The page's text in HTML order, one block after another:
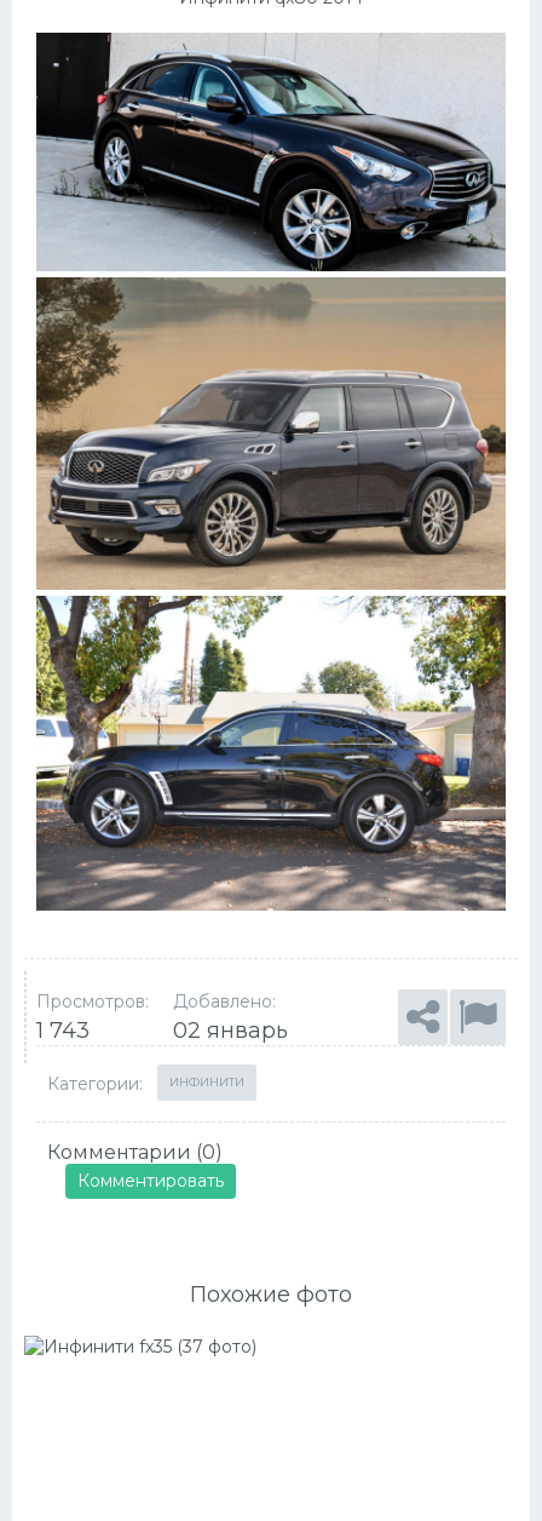
Просмотров:
1 743
Добавлено:
02 январь
Категории: ИНФИНИТИ
Комментарии (0)
Комментировать
Похожие фото